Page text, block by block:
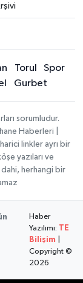
Torul
Spor
Gurbet
sorumludur.
Haberleri |
linkler ayrı bir
yazıları ve
herhangi bir
Haber
Yazılımı: TE
Bilişim
Copyright ©
2026